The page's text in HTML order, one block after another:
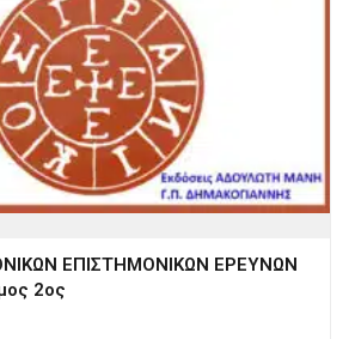
ΕΠΙΣΤΗΜΟΝΙΚΩΝ ΕΡΕΥΝΩΝ
2ος